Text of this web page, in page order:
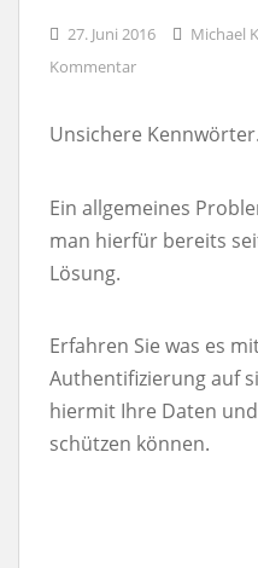
27. Juni 2016 Michael
Kommentar
Unsichere Kennwörter.
Ein allgemeines
man hierfür bereits
Lösung.
Erfahren Sie was es
Authentifizierung auf
hiermit Ihre Daten
schützen können.